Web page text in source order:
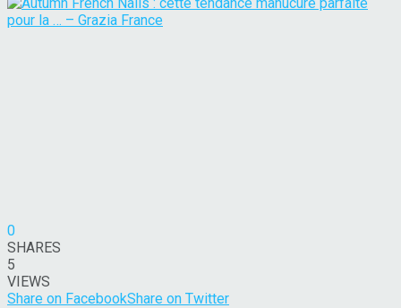
0
SHARES
5
VIEWS
Share on FacebookShare on Twitter